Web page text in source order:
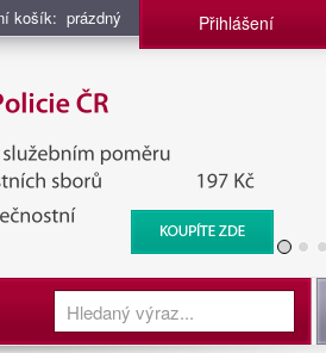
košík: prázdný Přihlášení
služba, BIS, Zpravodajské